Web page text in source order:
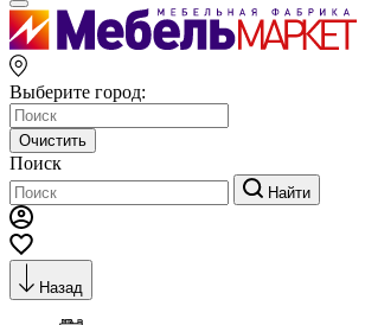
Выберите город:
Очистить
Поиск
Найти
Назад